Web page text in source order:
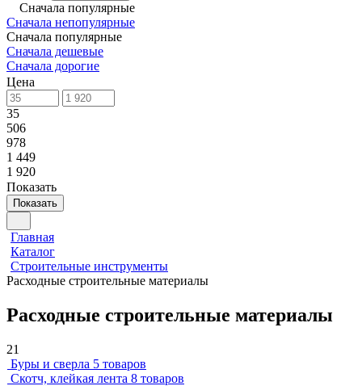
Сначала популярные
Сначала непопулярные
Сначала популярные
Сначала дешевые
Сначала дорогие
Цена
35
506
978
1 449
1 920
Показать
Показать
Главная
Каталог
Строительные инструменты
Расходные строительные материалы
Расходные строительные материалы
21
Буры и сверла 5 товаров
Скотч, клейкая лента 8 товаров